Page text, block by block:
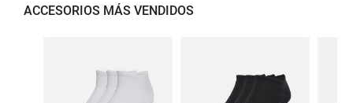
ACCESORIOS MÁS VENDIDOS